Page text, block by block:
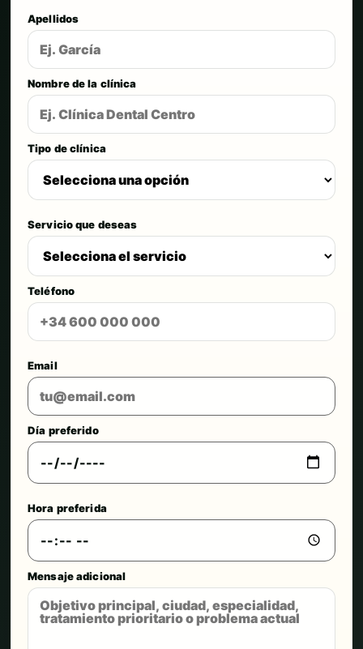
Apellidos
Nombre de la clínica
Tipo de clínica
Servicio que deseas
Teléfono
Email
Día preferido
Hora preferida
Mensaje adicional